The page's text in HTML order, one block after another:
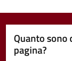
Quanto sono
pagina?